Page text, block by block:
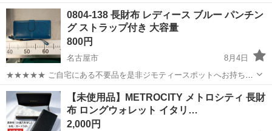
0804-138 長財布 レディース ブルー パンチン
グ ストラップ付き 大容量
800円
名古屋市
8月4日
★★★★★ ご自宅にある不要品を是非ジモティースポットへお持ち込
みしませんか？ 家電、趣味・スポーツ・レジャー用品、こども用品、
衣料服飾品、生活雑貨、家具、本、CD・DVDなどが無料でまとめて持
ち込めます！ ※詳細はこ...
愛知 名古屋市 小物
【未使用品】METROCITY メトロシティ 長財
布 ロングウォレット イタリ…
2,000円